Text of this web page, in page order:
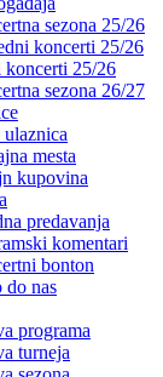
sezona 25/26
koncerti 25/26
koncerti 25/26
sezona 26/27
ulaznica
mesta
kupovina
predavanja
komentari
bonton
do nas
programa
turneja